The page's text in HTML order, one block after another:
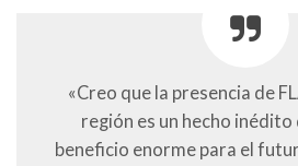
«Creo que la presencia de
región es un hecho inédito
beneficio enorme para el